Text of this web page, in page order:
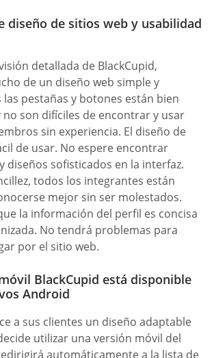
diseño de sitios web y usabilidad
detallada de BlackCupid,
de un diseño web simple y
pestañas y botones están bien
son difíciles de encontrar y usar
sin experiencia. El diseño de
de usar. No espere encontrar
diseños sofisticados en la interfaz.
todos los integrantes están
mejor sin ser molestados.
la información del perfil es concisa
No tendrá problemas para
por el sitio web.
BlackCupid está disponible
Android
a sus clientes un diseño adaptable
utilizar una versión móvil del
automáticamente a la lista de